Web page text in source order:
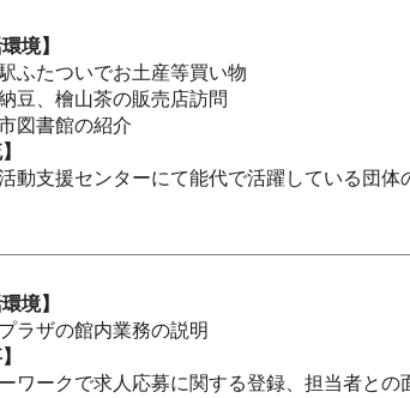
境】
ふたついでお土産等買い物
豆、檜山茶の販売店訪問
図書館の紹介
動支援センターにて能代で活躍している団体
境】
ラザの館内業務の説明
ワークで求人応募に関する登録、担当者との